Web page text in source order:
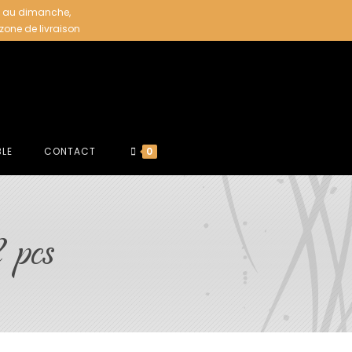
au dimanche,
de livraison
CONTACT 0